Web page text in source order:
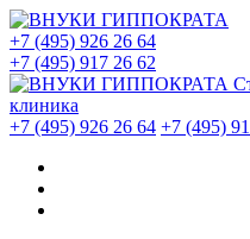
+7 (495) 926 26 64
+7 (495) 917 26 62
клиника
+7 (495) 926 26 64 +7 (495)